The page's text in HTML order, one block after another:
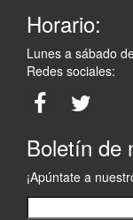
Horario:
Lunes a sábado
Redes sociales:
Boletín de
¡Apúntate a